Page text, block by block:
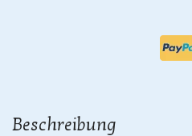
Beschreibung